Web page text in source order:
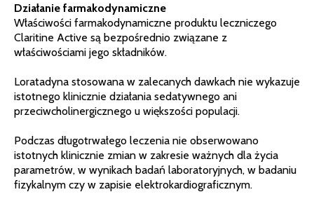
Działanie farmakodynamiczne
Właściwości farmakodynamiczne produktu leczniczego
Claritine Active są bezpośrednio związane z
właściwościami jego składników.
Loratadyna stosowana w zalecanych dawkach nie wykazuje
istotnego klinicznie działania sedatywnego ani
przeciwcholinergicznego u większości populacji.
Podczas długotrwałego leczenia nie obserwowano
istotnych klinicznie zmian w zakresie ważnych dla życia
parametrów, w wynikach badań laboratoryjnych, w badaniu
fizykalnym czy w zapisie elektrokardiograficznym.